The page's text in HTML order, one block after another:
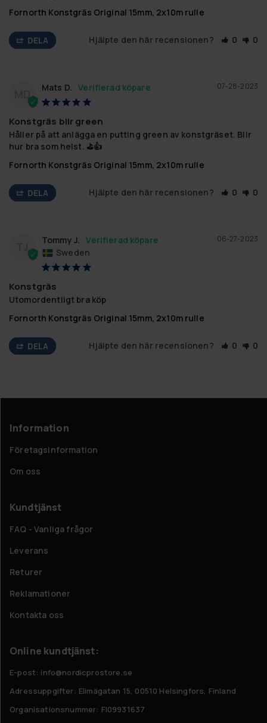
Fornorth Konstgräs Original 15mm, 2x10m rulle
DELA Hjälpte den här recensionen? 0 0
MD
07-28-2023
Mats D.
Konstgräs blir green
Håller på att anlägga en putting green av konstgräset. Blir
hur bra som helst. ⛳️👍
Fornorth Konstgräs Original 15mm, 2x10m rulle
DELA Hjälpte den här recensionen? 0 0
06-27-2023
Tommy J.
Sweden
Konstgräs
Utomordentligt bra köp
Fornorth Konstgräs Original 15mm, 2x10m rulle
DELA Hjälpte den här recensionen? 0 0
Information
Företagsinformation
Om oss
Kundtjänst
FAQ - Vanliga frågor
Leverans
Returer
Reklamationer
Kontakta oss
Online kundtjänst:
E-post: info@nordicprostore.se
Adressuppgifter: Elimägatan 15, 00510 Helsingfors, Finland
Organisationsnummer: FI09931637